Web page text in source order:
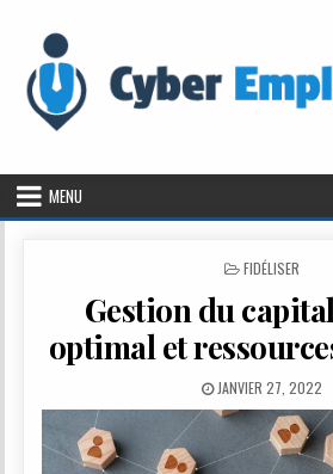
MENU
POSTED IN
FIDÉLISER
Gestion du
optimal et
PUBLISHED DATE:
JANVIER 27, 2022